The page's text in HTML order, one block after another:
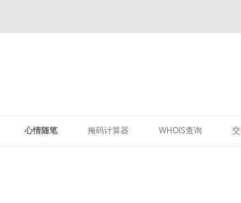
心情随笔 掩码计算器 WHOIS查询